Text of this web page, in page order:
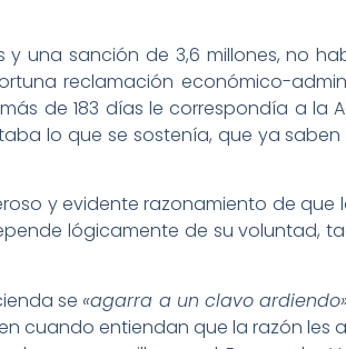
una sanción de 3,6 millones, no
reclamación económico-
de 183 días le correspondía a la
lo que se sostenía, que ya
y evidente razonamiento de que
lógicamente de su voluntad,
se «agarra a un clavo ardiendo»
cuando entiendan que la razón les